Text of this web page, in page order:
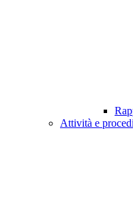
Attività e